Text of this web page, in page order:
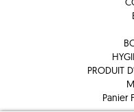
PRODUIT
Panier